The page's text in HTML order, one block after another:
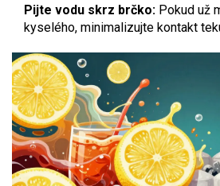
Pijte vodu skrz brčko: Pokud už
kyselého, minimalizujte kontakt